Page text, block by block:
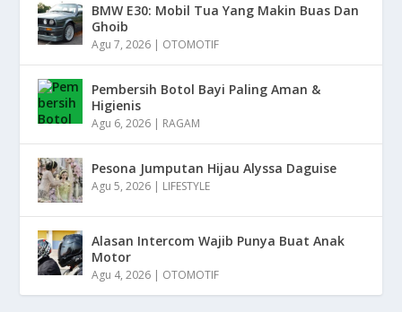
BMW E30: Mobil Tua Yang Makin Buas Dan
Ghoib
Agu 7, 2026 | OTOMOTIF
Pembersih Botol Bayi Paling Aman &
Higienis
Agu 6, 2026 | RAGAM
Pesona Jumputan Hijau Alyssa Daguise
Agu 5, 2026 | LIFESTYLE
Alasan Intercom Wajib Punya Buat Anak
Motor
Agu 4, 2026 | OTOMOTIF